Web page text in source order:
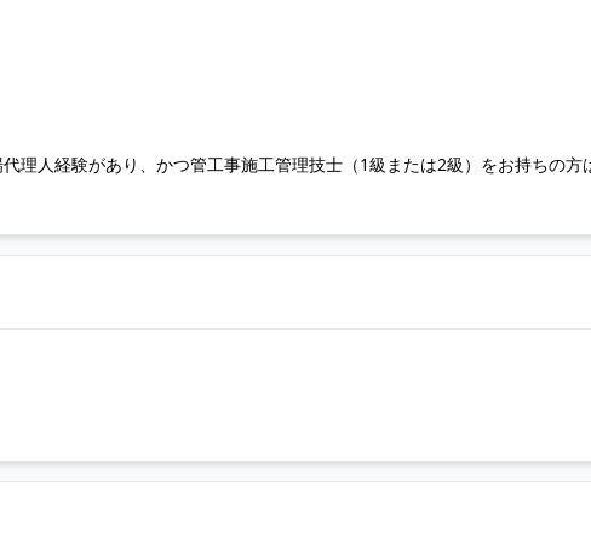
理人経験があり、かつ管工事施工管理技士（1級または2級）をお持ちの方